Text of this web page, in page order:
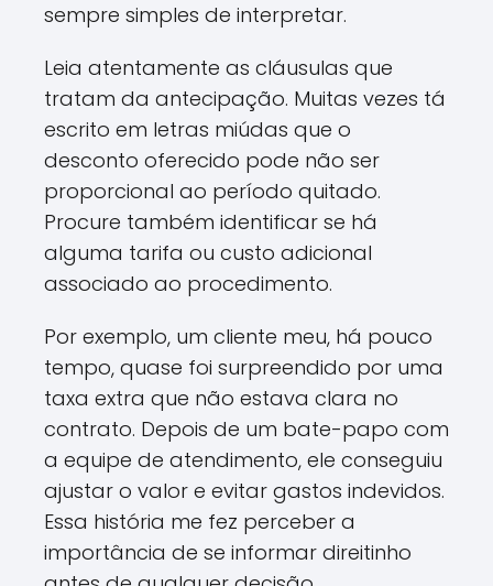
sempre simples de interpretar.
Leia atentamente as cláusulas que
tratam da antecipação. Muitas vezes tá
escrito em letras miúdas que o
desconto oferecido pode não ser
proporcional ao período quitado.
Procure também identificar se há
alguma tarifa ou custo adicional
associado ao procedimento.
Por exemplo, um cliente meu, há pouco
tempo, quase foi surpreendido por uma
taxa extra que não estava clara no
contrato. Depois de um bate-papo com
a equipe de atendimento, ele conseguiu
ajustar o valor e evitar gastos indevidos.
Essa história me fez perceber a
importância de se informar direitinho